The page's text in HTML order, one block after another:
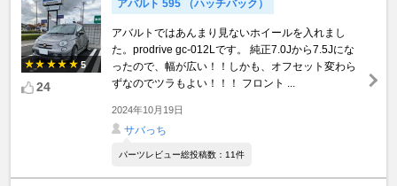
5
24
アバルト 595 （ハッチバック）
アバルトではあんまり見ないホイールを入れまし
た。prodrive gc-012Lです。 純正7.0Jから7.5Jにな
ったので、幅が広い！！しかも、オフセット変わら
ずなのでツラもよい！！！ フロント ...
2024年10月19日
サバっち
パーツレビュー総投稿数：11件